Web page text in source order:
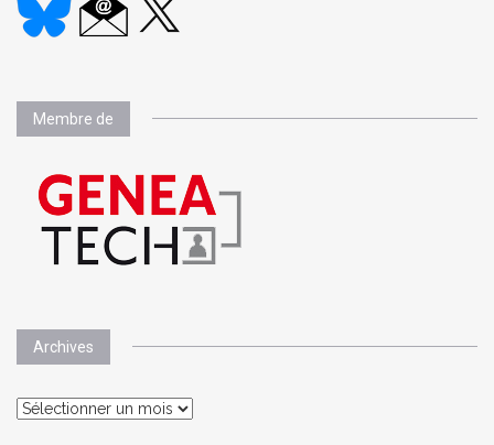
Membre de
Archives
Archives